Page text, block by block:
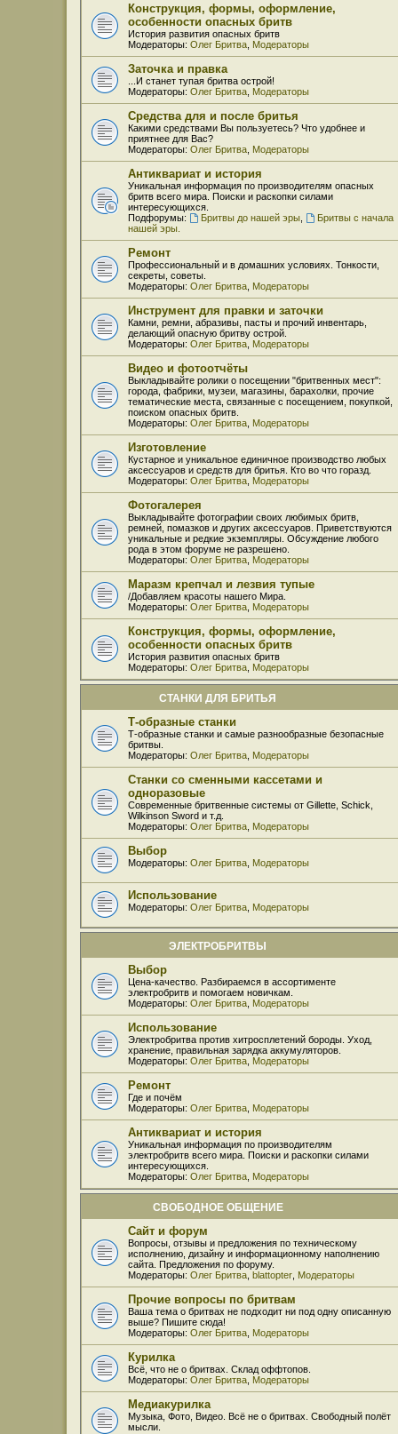
Конструкция, формы, оформление,
особенности опасных бритв
История развития опасных бритв
Модераторы: Олег Бритва Модераторы
Заточка и правка
...И станет тупая бритва острой!
Модераторы: Олег Бритва Модераторы
Средства для и после бритья
Какими средствами Вы пользуетесь? Что удобнее и
приятнее для Вас?
Модераторы: Олег Бритва Модераторы
Антиквариат и история
Уникальная информация по производителям опасных
бритв всего мира. Поиски и раскопки силами
интересующихся.
Подфорумы:
Бритвы до нашей эры,
Бритвы с начала
нашей эры.
Ремонт
Профессиональный и в домашних условиях. Тонкости,
секреты, советы.
Модераторы: Олег Бритва Модераторы
Инструмент для правки и заточки
Камни, ремни, абразивы, пасты и прочий инвентарь,
делающий опасную бритву острой.
Модераторы: Олег Бритва Модераторы
Видео и фотоотчёты
Выкладывайте ролики о посещении "бритвенных мест":
города, фабрики, музеи, магазины, барахолки, прочие
тематические места, связанные с посещением, покупкой,
поиском опасных бритв.
Модераторы: Олег Бритва Модераторы
Изготовление
Кустарное и уникальное единичное производство любых
аксессуаров и средств для бритья. Кто во что горазд.
Модераторы: Олег Бритва Модераторы
Фотогалерея
Выкладывайте фотографии своих любимых бритв,
ремней, помазков и других аксессуаров. Приветствуются
уникальные и редкие экземпляры. Обсуждение любого
рода в этом форуме не разрешено.
Модераторы: Олег Бритва Модераторы
Маразм крепчал и лезвия тупые
/Добавляем красоты нашего Мира.
Модераторы: Олег Бритва Модераторы
Конструкция, формы, оформление,
особенности опасных бритв
История развития опасных бритв
Модераторы: Олег Бритва Модераторы
СТАНКИ ДЛЯ БРИТЬЯ
Т-образные станки
Т-образные станки и самые разнообразные безопасные
бритвы.
Модераторы: Олег Бритва Модераторы
Станки со сменными кассетами и
одноразовые
Современные бритвенные системы от Gillette, Schick,
Wilkinson Sword и т.д.
Модераторы: Олег Бритва Модераторы
Выбор
Модераторы: Олег Бритва Модераторы
Использование
Модераторы: Олег Бритва Модераторы
ЭЛЕКТРОБРИТВЫ
Выбор
Цена-качество. Разбираемся в ассортименте
электробритв и помогаем новичкам.
Модераторы: Олег Бритва Модераторы
Использование
Электробритва против хитросплетений бороды. Уход,
хранение, правильная зарядка аккумуляторов.
Модераторы: Олег Бритва Модераторы
Ремонт
Где и почём
Модераторы: Олег Бритва Модераторы
Антиквариат и история
Уникальная информация по производителям
электробритв всего мира. Поиски и раскопки силами
интересующихся.
Модераторы: Олег Бритва Модераторы
СВОБОДНОЕ ОБЩЕНИЕ
Сайт и форум
Вопросы, отзывы и предложения по техническому
исполнению, дизайну и информационному наполнению
сайта. Предложения по форуму.
Модераторы: Олег Бритва blattopter Модераторы
Прочие вопросы по бритвам
Ваша тема о бритвах не подходит ни под одну описанную
выше? Пишите сюда!
Модераторы: Олег Бритва Модераторы
Курилка
Всё, что не о бритвах. Склад оффтопов.
Модераторы: Олег Бритва Модераторы
Медиакурилка
Музыка, Фото, Видео. Всё не о бритвах. Свободный полёт
мысли.